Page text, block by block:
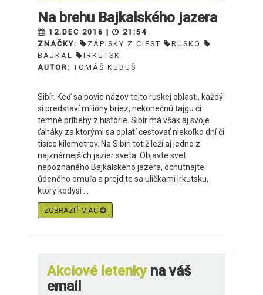
Na brehu Bajkalského jazera
12.DEC 2016 |
21:54
ZNAČKY:
ZÁPISKY Z CIEST
RUSKO
BAJKAL
IRKUTSK
AUTOR: TOMÁŠ KUBUŠ
Sibír. Keď sa povie názov tejto ruskej oblasti, každý
si predstaví milióny briez, nekonečnú tajgu či
temné príbehy z histórie. Sibír má však aj svoje
ťaháky za ktorými sa oplatí cestovať niekoľko dní či
tisíce kilometrov. Na Sibíri totiž leží aj jedno z
najznámejších jazier sveta. Objavte svet
nepoznaného Bajkalského jazera, ochutnajte
údeného omuľa a prejdite sa uličkami Irkutsku,
ktorý kedysi ...
ZOBRAZIŤ VIAC
Akciové letenkyna váš
email